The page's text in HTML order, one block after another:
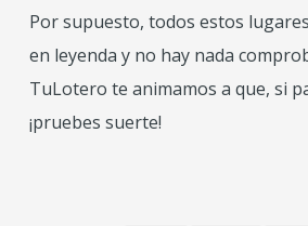
Por supuesto, todos estos
en leyenda y no hay nada
TuLotero te animamos a que, si
¡pruebes suerte!